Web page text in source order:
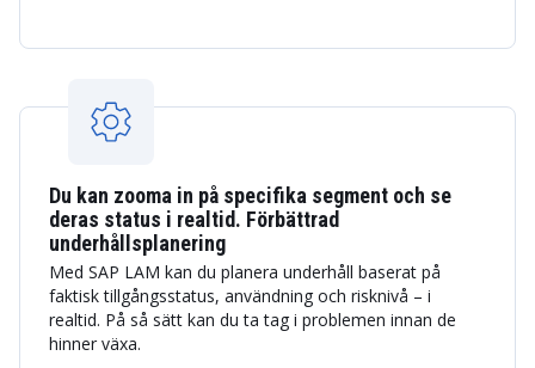
Du kan zooma in på specifika segment och se
deras status i realtid. Förbättrad
underhållsplanering
Med SAP LAM kan du planera underhåll baserat på
faktisk tillgångsstatus, användning och risknivå – i
realtid. På så sätt kan du ta tag i problemen innan de
hinner växa.